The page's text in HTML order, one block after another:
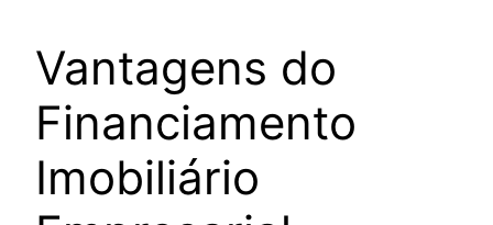
Vantagens do
Financiamento
Imobiliário